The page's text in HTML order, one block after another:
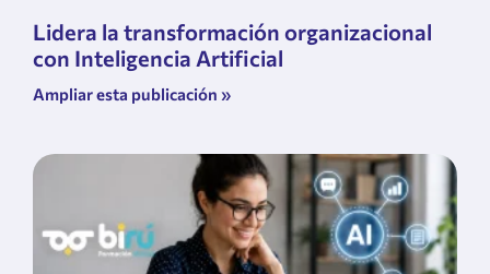
Lidera la transformación organizacional
con Inteligencia Artificial
Ampliar esta publicación »